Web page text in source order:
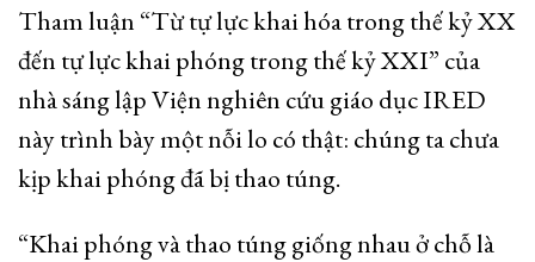
Tham luận “Từ tự lực khai hóa trong thế kỷ XX
đến tự lực khai phóng trong thế kỷ XXI” của
nhà sáng lập Viện nghiên cứu giáo dục IRED
này trình bày một nỗi lo có thật: chúng ta chưa
kịp khai phóng đã bị thao túng.
“Khai phóng và thao túng giống nhau ở chỗ là